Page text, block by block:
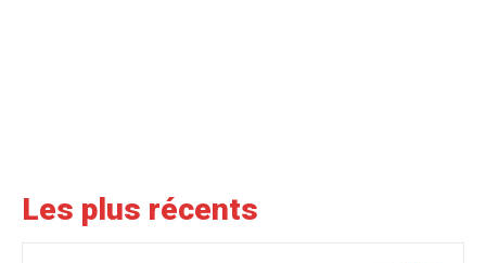
Les plus récents